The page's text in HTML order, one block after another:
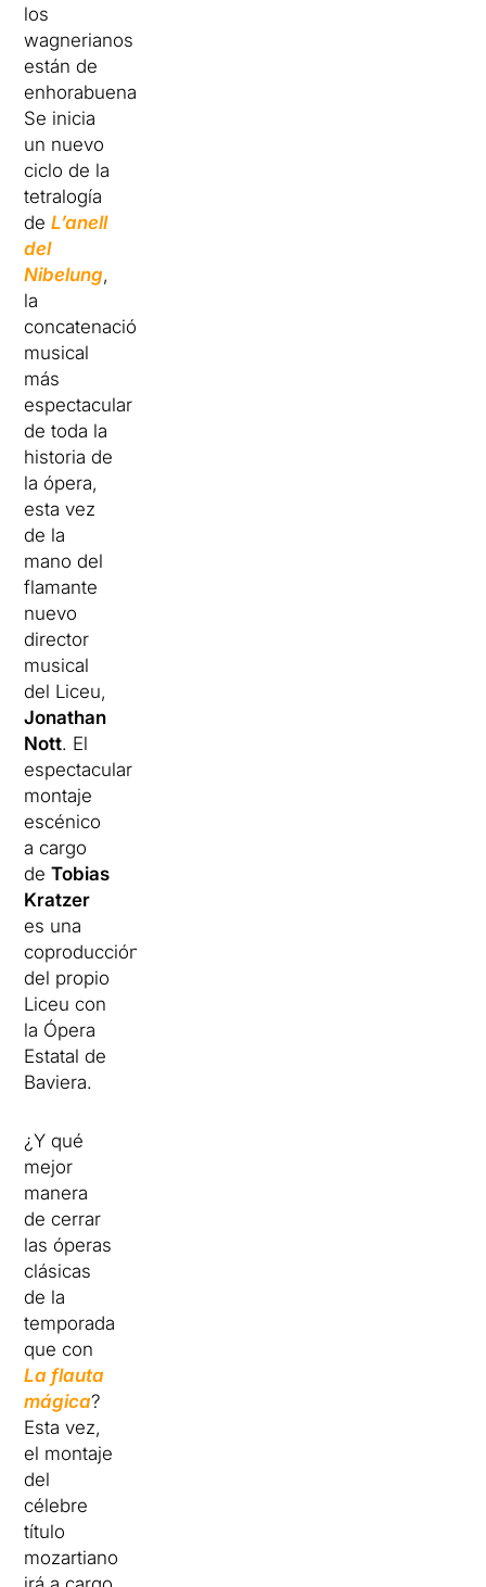
los
wagnerianos
están de
enhorabuena.
Se inicia
un nuevo
ciclo de la
tetralogía
deL’anell
del
Nibelung,
la
concatenación
musical
más
espectacular
de toda la
historia de
la ópera,
esta vez
de la
mano del
flamante
nuevo
director
musical
del Liceu,
Jonathan
Nott. El
espectacular
montaje
escénico
a cargo
deTobias
Kratzer
es una
coproducción
del propio
Liceu con
la Ópera
Estatal de
Baviera.
¿Y qué
mejor
manera
de cerrar
las óperas
clásicas
de la
temporada
que con
La flauta
mágica?
Esta vez,
el montaje
del
célebre
título
mozartiano